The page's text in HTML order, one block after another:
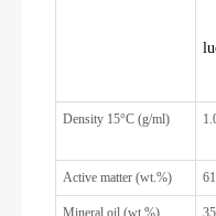
Density 15°C (g/ml)
Active matter (wt.%) 61
Mineral oil (wt.%) 35